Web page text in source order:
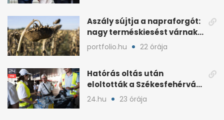
Aszály sújtja a napraforgót:
nagy terméskiesést várnak
a gazdák
portfolio.hu 22 órája
Hatórás oltás után
eloltották a Székesfehérvár
melletti tüzet
24.hu 23 órája